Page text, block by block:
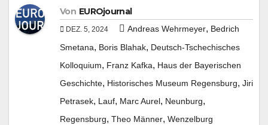
Von EUROjournal
DEZ. 5, 2024 Andreas Wehrmeyer, Bedrich
Smetana, Boris Blahak, Deutsch-Tschechisches
Kolloquium, Franz Kafka, Haus der Bayerischen
Geschichte, Historisches Museum Regensburg, Jiri
Petrasek, Lauf, Marc Aurel, Neunburg,
Regensburg, Theo Männer, Wenzelburg